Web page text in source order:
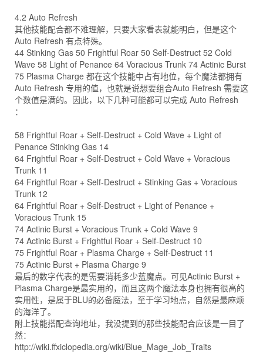
4.2 Auto Refresh
其他技能配合都不难理解，只要大家看表就能明白，但是这个
Auto Refresh 有点特殊。
44 Stinking Gas 50 Frightful Roar 50 Self-Destruct 52 Cold
Wave 58 Light of Penance 64 Voracious Trunk 74 Actinic Burst
75 Plasma Charge 都在这个技能中占有地位，每个魔法都拥有
Auto Refresh 专用的值，也就是说想要组合Auto Refresh 需要这
个数值是满的。因此，以下几种可能都可以完成 Auto Refresh
：
58 Frightful Roar + Self-Destruct + Cold Wave + Light of
Penance Stinking Gas 14
64 Frightful Roar + Self-Destruct + Cold Wave + Voracious
Trunk 11
64 Frightful Roar + Self-Destruct + Stinking Gas + Voracious
Trunk 12
64 Frightful Roar + Self-Destruct + Light of Penance +
Voracious Trunk 15
74 Actinic Burst + Voracious Trunk + Cold Wave 9
74 Actinic Burst + Frightful Roar + Self-Destruct 10
75 Frightful Roar + Plasma Charge + Self-Destruct 11
75 Actinic Burst + Plasma Charge 9
最后的数字代表的是需要消耗多少蓝魔点。可见Actinic Burst +
Plasma Charge是最实用的，而且这两个魔法本身也拥有很高的
实用性，是属于BLU的必备魔法，至于学习地点，自然是最麻烦
的海洋了。
附上技能搭配查询地址，我没提到的那些技能配合应该是一目了
然：
http://wiki.ffxiclopedia.org/wiki/Blue_Mage_Job_Traits